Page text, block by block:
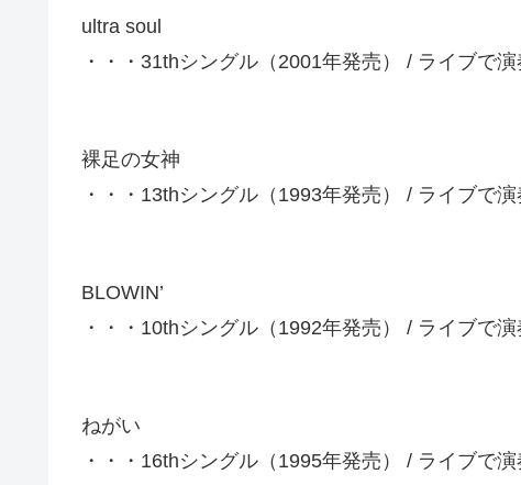
ultra soul
・・・31thシングル（2001年発売） / ライブで演
裸足の女神
・・・13thシングル（1993年発売） / ライブで演
BLOWIN’
・・・10thシングル（1992年発売） / ライブで演
ねがい
・・・16thシングル（1995年発売） / ライブで演